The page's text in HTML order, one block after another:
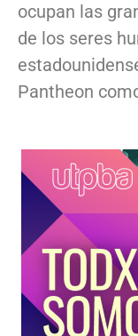
ocupan las
de los seres
Pantheon